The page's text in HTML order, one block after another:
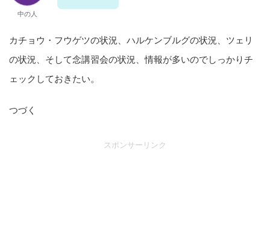
中の人
カチョウ・フウゲツの状況、ハルケンブルグの状況、ツェリ
の状況、そして念講習会の状況、情報が多いのでしっかりチ
ェックしておきたい。
つづく
スポンサーリンク